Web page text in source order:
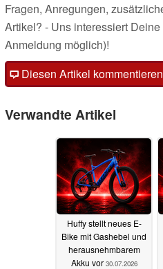
Fragen, Anregungen,
Artikel? - Uns interessiert
Anmeldung möglich)!
Diesen Artikel
Verwandte Artikel
Huffy stellt neues E-
Bike mit Gashebel und
herausnehmbarem
Akku vor 30.07.2026